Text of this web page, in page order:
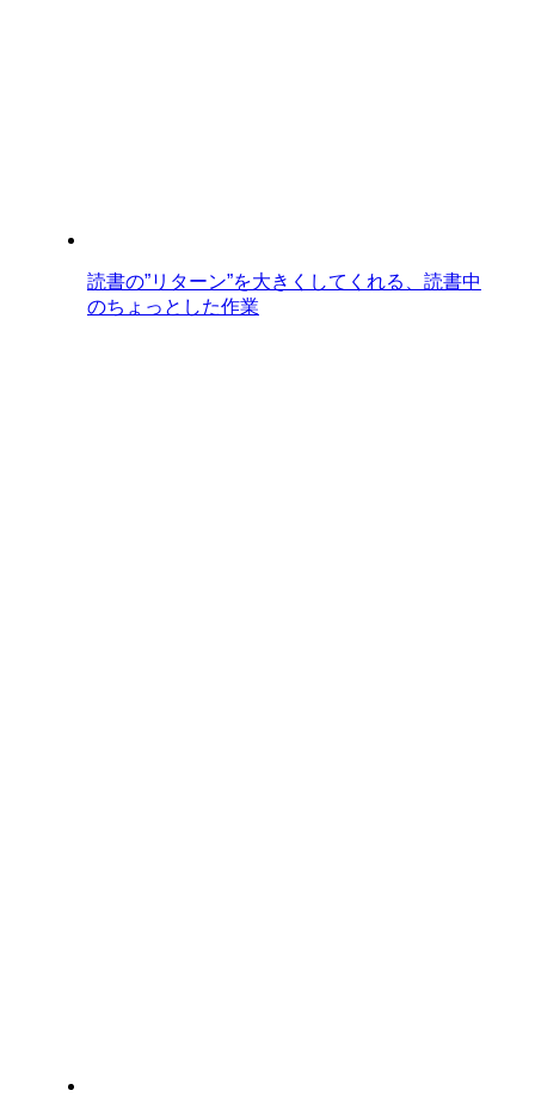
読書の”リターン”を大きくしてくれる、読書中
のちょっとした作業